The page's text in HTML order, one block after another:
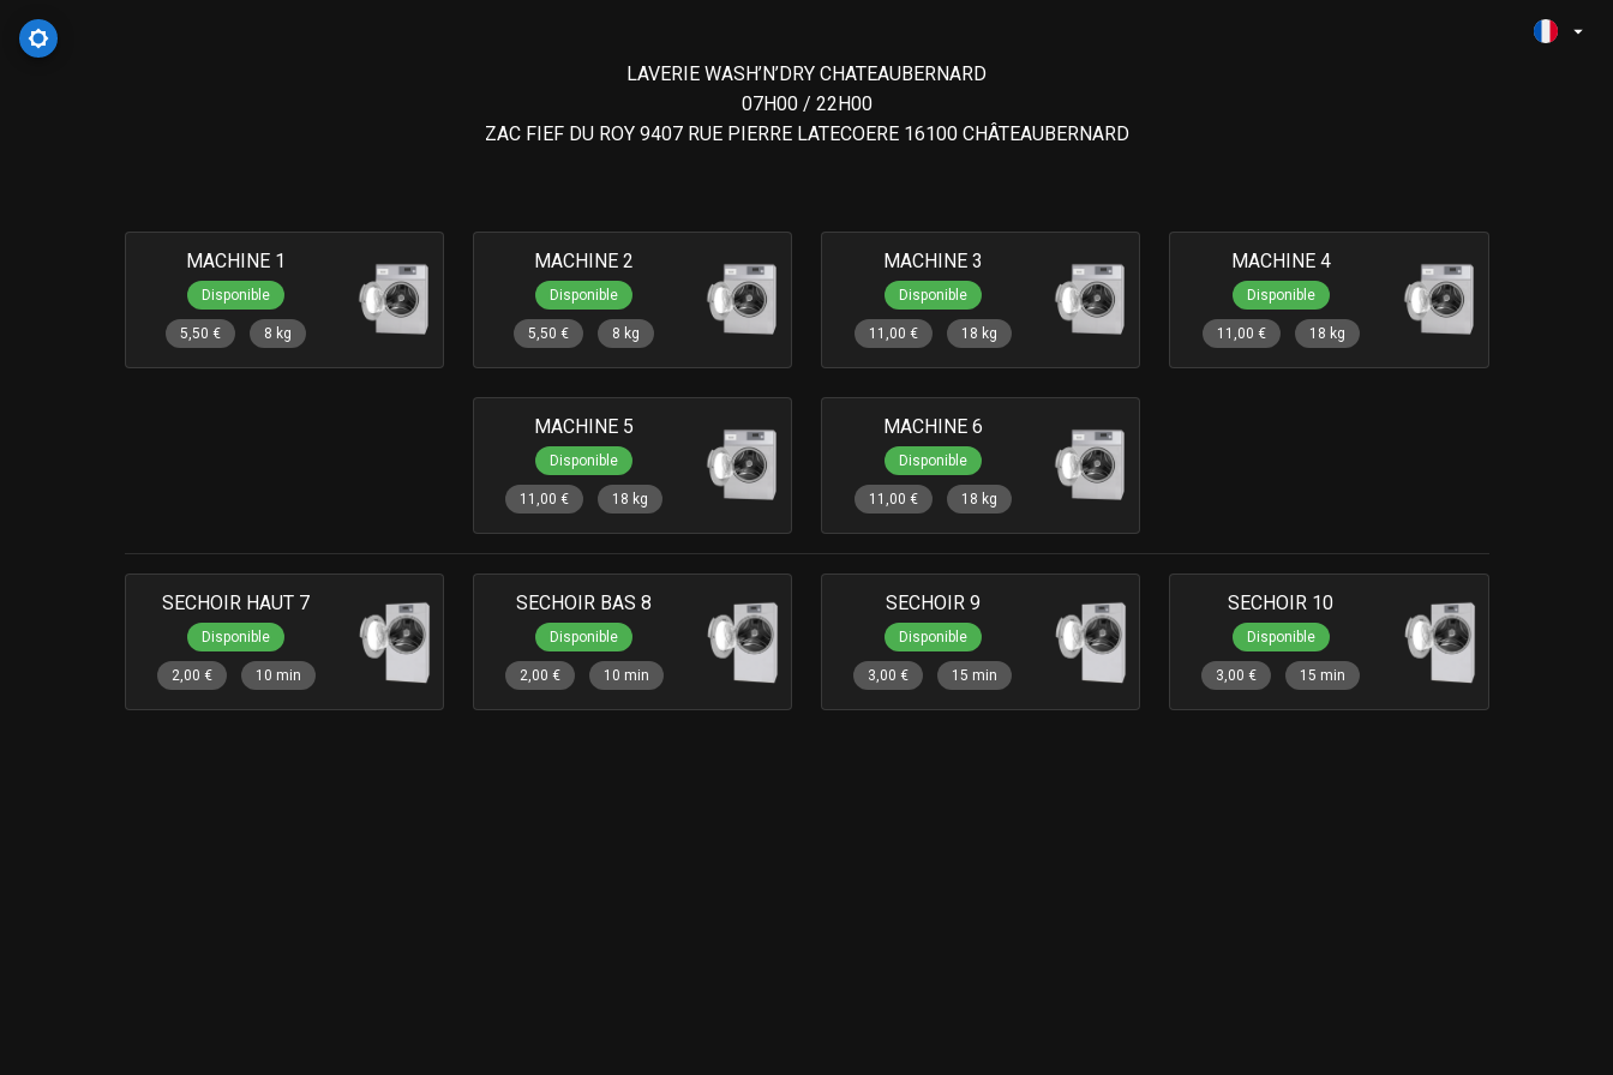
LAVERIE WASH’N’DRY CHATEAUBERNARD
07H00 / 22H00
ZAC FIEF DU ROY 9407 RUE PIERRE LATECOERE 16100 CHÂTEAUBERNARD
MACHINE 1
Disponible
5,50 € 8 kg
MACHINE 2
Disponible
5,50 € 8 kg
MACHINE 3
Disponible
11,00 € 18 kg
MACHINE 4
Disponible
11,00 € 18 kg
MACHINE 5
Disponible
11,00 € 18 kg
MACHINE 6
Disponible
11,00 € 18 kg
SECHOIR HAUT 7
Disponible
2,00 € 10 min
SECHOIR BAS 8
Disponible
2,00 € 10 min
SECHOIR 9
Disponible
3,00 € 15 min
SECHOIR 10
Disponible
3,00 € 15 min